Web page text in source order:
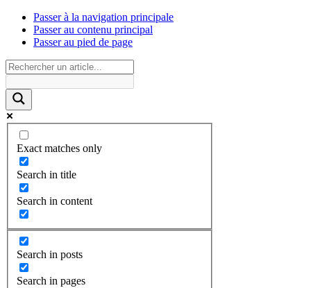
Passer à la navigation principale
Passer au contenu principal
Passer au pied de page
Exact matches only
Search in title
Search in content
Search in posts
Search in pages